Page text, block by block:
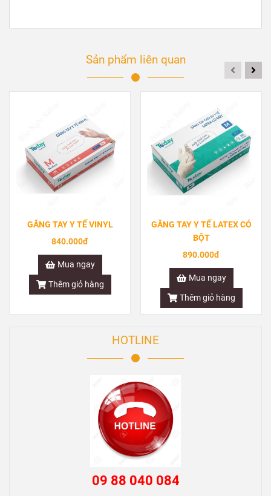
Sản phẩm liên quan
GĂNG TAY Y TẾ VINYL
840.000đ
Mua ngay
Thêm giỏ hàng
GĂNG TAY Y TẾ LATEX CÓ
BỘT
890.000đ
Mua ngay
Thêm giỏ hàng
HOTLINE
09 88 040 084